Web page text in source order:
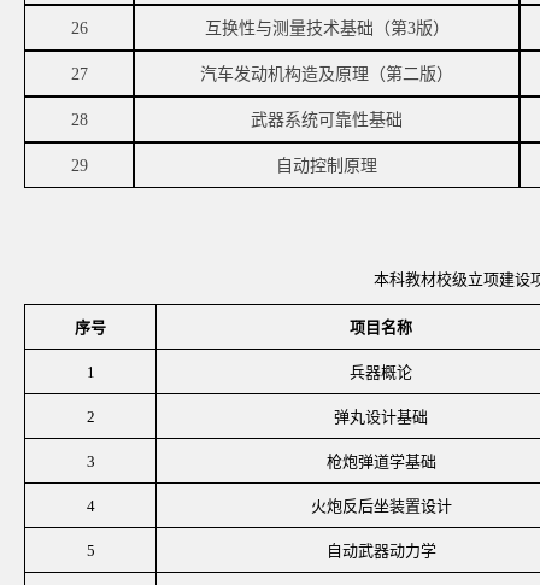
26 互换性与测量技术基础（第3版）
27 汽车发动机构造及原理（第二版）
28 武器系统可靠性基础
29 自动控制原理
本科教材校级立项建设
序号 项目名称
1 兵器概论
2 弹丸设计基础
3 枪炮弹道学基础
4 火炮反后坐装置设计
5 自动武器动力学